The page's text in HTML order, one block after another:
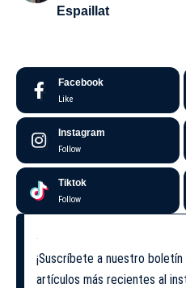
Espaillat
Facebook
Like
Instagram
Follow
Tiktok
Follow
¡Suscríbete a nuestro
artículos más recientes al